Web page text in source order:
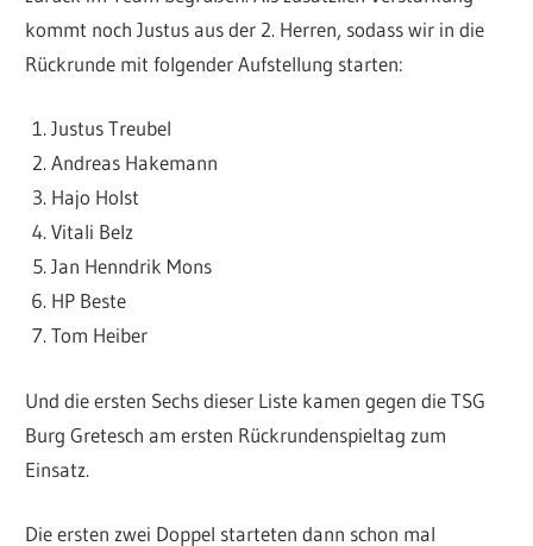
kommt noch Justus aus der 2. Herren, sodass wir in die
Rückrunde mit folgender Aufstellung starten:
Justus Treubel
Andreas Hakemann
Hajo Holst
Vitali Belz
Jan Henndrik Mons
HP Beste
Tom Heiber
Und die ersten Sechs dieser Liste kamen gegen die TSG
Burg Gretesch am ersten Rückrundenspieltag zum
Einsatz.
Die ersten zwei Doppel starteten dann schon mal